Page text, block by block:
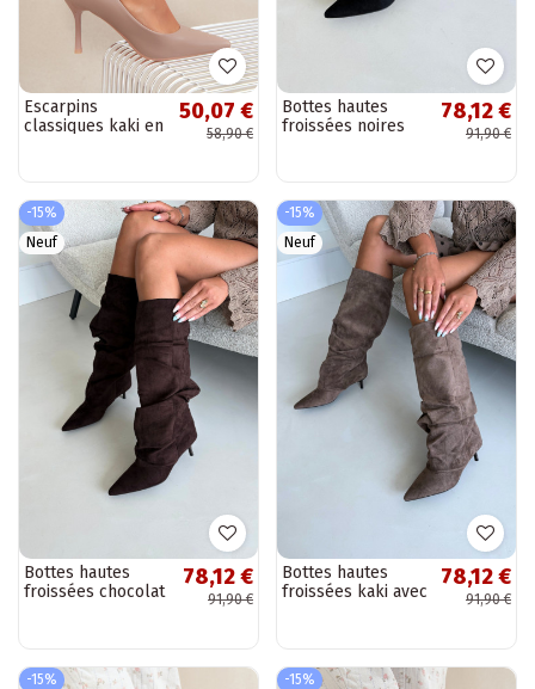
Escarpins
classiques kaki en
50,07 €
58,90 €
Bottes hautes
froissées noires
78,12 €
91,90 €
-15%
Neuf
Bottes hautes
froissées chocolat
78,12 €
91,90 €
-15%
Neuf
Bottes hautes
froissées kaki avec
78,12 €
91,90 €
-15%
-15%